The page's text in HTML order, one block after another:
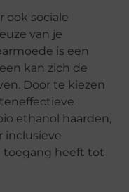
ook sociale
van je
is een
kan zich de
Door te kiezen
ethanol haarden,
inclusieve
toegang heeft tot